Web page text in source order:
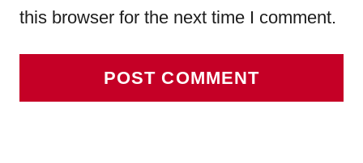
this browser for the next time I comment.